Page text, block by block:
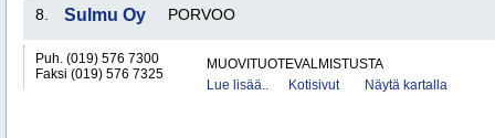
8. Sulmu Oy PORVOO
Puh. (019) 576 7300
Faksi (019) 576 7325
MUOVITUOTEVALMISTUSTA
Lue lisää..
Kotisivut Näytä kartalla